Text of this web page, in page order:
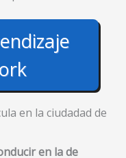
en la ciudadad de
en la de